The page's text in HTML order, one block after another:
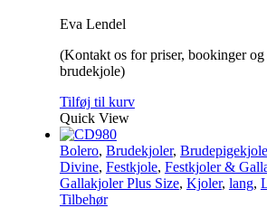
Eva Lendel
(Kontakt os for priser, bookinger
brudekjole)
Tilføj til kurv
Quick View
Bolero, Brudekjoler,
Divine, Festkjole, Festkjoler &
Gallakjoler Plus Size, Kjoler, lang,
Tilbehør